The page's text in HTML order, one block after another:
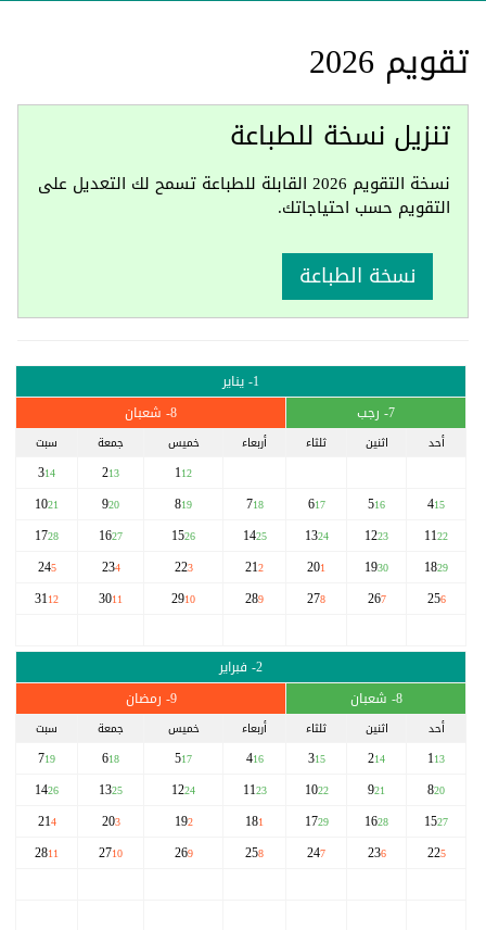
تقويم 2026
تنزيل نسخة للطباعة
نسخة التقويم 2026 القابلة للطباعة تسمح لك التعديل على
التقويم حسب احتياجاتك.
نسخة الطباعة
1- يناير
7- رجب
8- شعبان
أحد اثنين ثلثاء أربعاء خميس جمعة سبت
112
213
314
415
516
617
718
819
920
1021
1122
1223
1324
1425
1526
1627
1728
1829
1930
201
212
223
234
245
256
267
278
289
2910
3011
3112
2- فبراير
8- شعبان
9- رمضان
أحد اثنين ثلثاء أربعاء خميس جمعة سبت
113
214
315
416
517
618
719
820
921
1022
1123
1224
1325
1426
1527
1628
1729
181
192
203
214
225
236
247
258
269
2710
2811